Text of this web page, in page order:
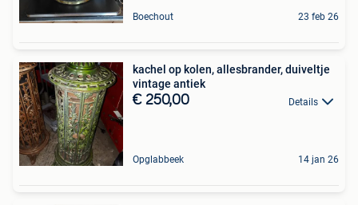
Boechout 23 feb 26
kachel op kolen, allesbrander, duiveltje
vintage antiek
€ 250,00 Details
Opglabbeek 14 jan 26